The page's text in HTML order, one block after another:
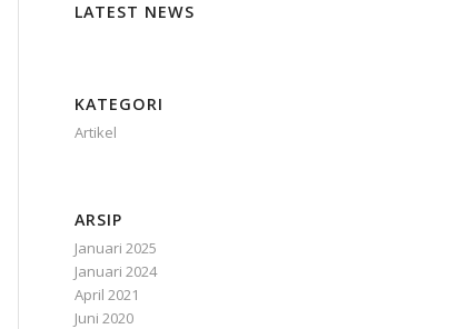
LATEST NEWS
KATEGORI
Artikel
ARSIP
Januari 2025
Januari 2024
April 2021
Juni 2020